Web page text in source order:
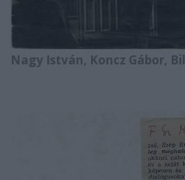
Nagy István, Koncz Gábor,